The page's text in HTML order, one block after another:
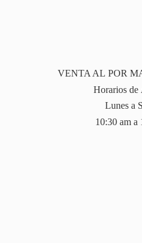
VENTA AL POR
Horarios de
Lunes a
10:30 am a